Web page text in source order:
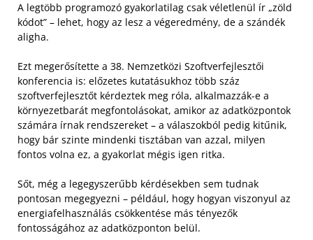
A legtöbb programozó gyakorlatilag csak véletlenül ír „zöld
kódot” – lehet, hogy az lesz a végeredmény, de a szándék
aligha.
Ezt megerősítette a 38. Nemzetközi Szoftverfejlesztői
konferencia is: előzetes kutatásukhoz több száz
szoftverfejlesztőt kérdeztek meg róla, alkalmazzák-e a
környezetbarát megfontolásokat, amikor az adatközpontok
számára írnak rendszereket – a válaszokból pedig kitűnik,
hogy bár szinte mindenki tisztában van azzal, milyen
fontos volna ez, a gyakorlat mégis igen ritka.
Sőt, még a legegyszerűbb kérdésekben sem tudnak
pontosan megegyezni – például, hogy hogyan viszonyul az
energiafelhasználás csökkentése más tényezők
fontosságához az adatközponton belül.